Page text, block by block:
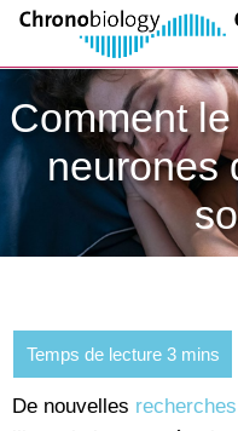
Comment
neurones
De nouvelles